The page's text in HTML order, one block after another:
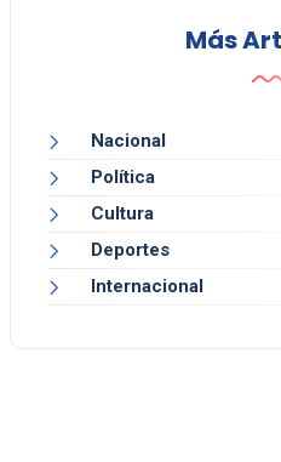
Más
Nacional
Política
Cultura
Deportes
Internacional